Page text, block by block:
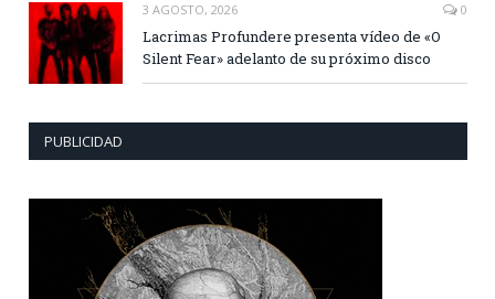
3 AGOSTO, 2026 0
Lacrimas Profundere presenta vídeo de «O
Silent Fear» adelanto de su próximo disco
PUBLICIDAD